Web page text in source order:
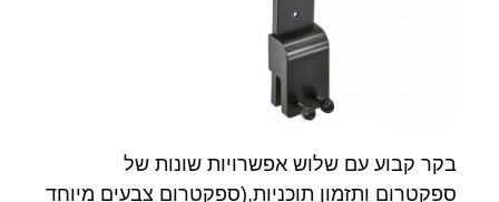
בקר קבוע עם שלוש אפשרויות שונות של
ספקטרום ותזמון תוכניות,(ספקטרום צבעים מיוחד